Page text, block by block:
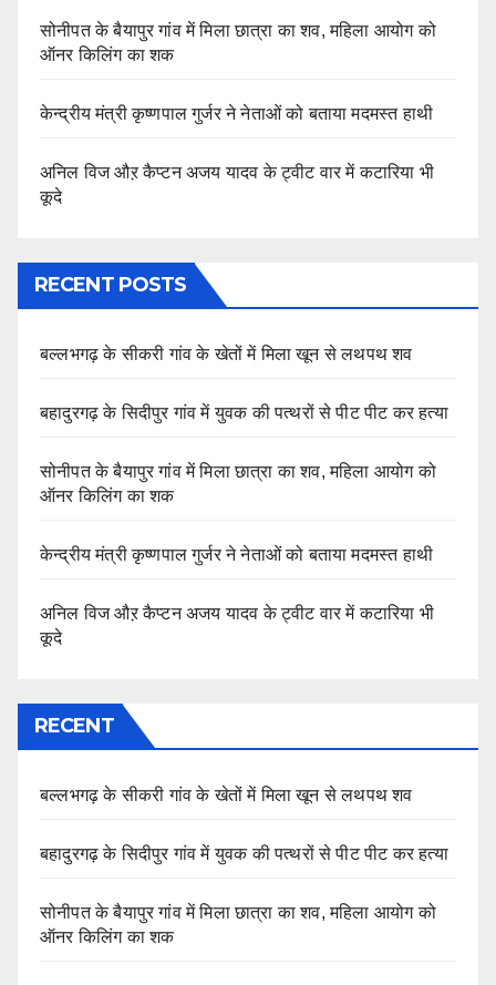
सोनीपत के बैयापुर गांव में मिला छात्रा का शव, महिला आयोग को
ऑनर किलिंग का शक
केन्द्रीय मंत्री कृष्णपाल गुर्जर ने नेताओं को बताया मदमस्त हाथी
अनिल विज औऱ कैप्टन अजय यादव के ट्वीट वार में कटारिया भी
कूदे
RECENT POSTS
बल्लभगढ़ के सीकरी गांव के खेतों में मिला खून से लथपथ शव
बहादुरगढ़ के सिदीपुर गांव में युवक की पत्थरों से पीट पीट कर हत्या
सोनीपत के बैयापुर गांव में मिला छात्रा का शव, महिला आयोग को
ऑनर किलिंग का शक
केन्द्रीय मंत्री कृष्णपाल गुर्जर ने नेताओं को बताया मदमस्त हाथी
अनिल विज औऱ कैप्टन अजय यादव के ट्वीट वार में कटारिया भी
कूदे
RECENT
बल्लभगढ़ के सीकरी गांव के खेतों में मिला खून से लथपथ शव
बहादुरगढ़ के सिदीपुर गांव में युवक की पत्थरों से पीट पीट कर हत्या
सोनीपत के बैयापुर गांव में मिला छात्रा का शव, महिला आयोग को
ऑनर किलिंग का शक